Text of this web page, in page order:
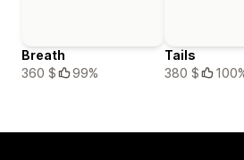
Breath
360 $
99%
Tails
380 $